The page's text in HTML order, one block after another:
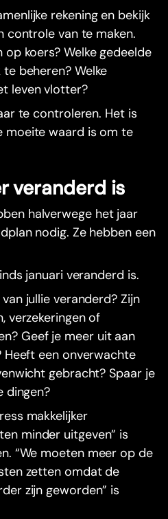
rekening en bekijk
controle van te maken.
koers? Welke gedeelde
beheren? Welke
leven vlotter?
te controleren. Het is
moeite waard is om te
veranderd is
halverwege het jaar
nodig. Ze hebben een
januari veranderd is.
jullie veranderd? Zijn
verzekeringen of
Geef je meer uit aan
Heeft een onverwachte
gebracht? Spaar je
dingen?
makkelijker
minder uitgeven” is
“We moeten meer op de
zetten omdat de
zijn geworden” is